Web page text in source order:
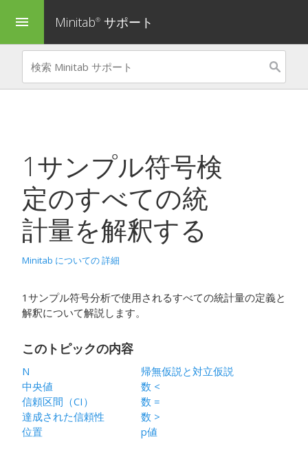
menu Minitab® サポート
1サンプル符号検
定のすべての統
計量を解釈する
Minitab についての 詳細
1サンプル符号分析で使用されるすべての統計量の定義と
解釈について解説します。
このトピックの内容
N
中央値
信頼区間（CI）
達成された信頼性
位置
帰無仮説と対立仮説
数 <
数 =
数 >
p値